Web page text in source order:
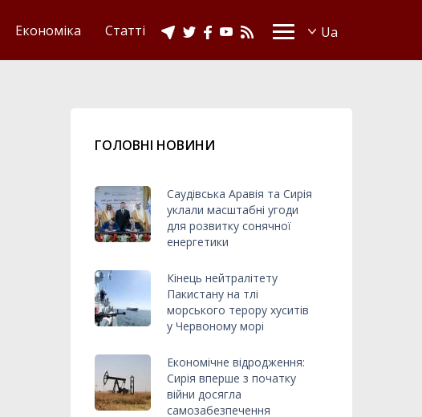
Економіка Статті
ГОЛОВНІ НОВИНИ
Саудівська Аравія та Сирія
уклали масштабні угоди
для розвитку сонячної
енергетики
Кінець нейтралітету
Пакистану на тлі
морського терору хуситів
у Червоному морі
Економічне відродження:
Сирія вперше з початку
війни досягла
самозабезпечення